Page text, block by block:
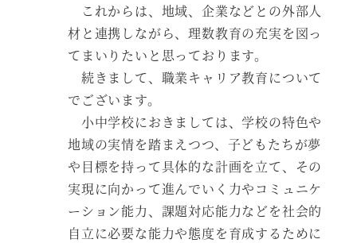
これからは、地域、企業などとの外部人
材と連携しながら、理数教育の充実を図っ
てまいりたいと思っております。
続きまして、職業キャリア教育について
でございます。
小中学校におきましては、学校の特色や
地域の実情を踏まえつつ、子どもたちが夢
や目標を持って具体的な計画を立て、その
実現に向かって進んでいく力やコミュニケ
ーション能力、課題対応能力などを社会的
自立に必要な能力や態度を育成するために